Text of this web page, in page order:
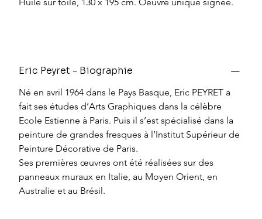
Eric Peyret - Biographie
Né en avril 1964 dans le Pays Basque, Eric PEYRET a
fait ses études d’Arts Graphiques dans la célèbre
Ecole Estienne à Paris. Puis il s’est spécialisé dans la
peinture de grandes fresques à l’Institut Supérieur de
Peinture Décorative de Paris.
Ses premières œuvres ont été réalisées sur des
panneaux muraux en Italie, au Moyen Orient, en
Australie et au Brésil.